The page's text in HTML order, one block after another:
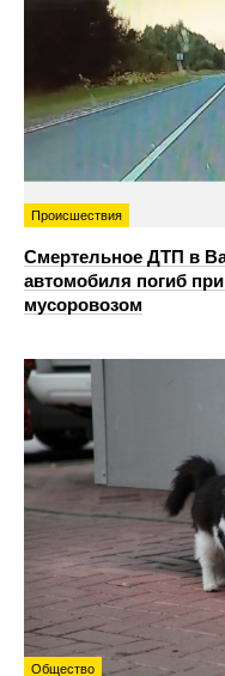
Происшествия
Смертельное ДТП в
автомобиля погиб
мусоровозом
Общество